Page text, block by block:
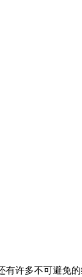
许多不可避免